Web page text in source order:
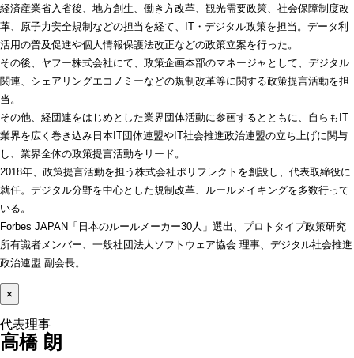
経済産業省入省後、地方創生、働き方改革、観光需要政策、社会保障制度改
革、原子力安全規制などの担当を経て、IT・デジタル政策を担当。データ利
活用の普及促進や個人情報保護法改正などの政策立案を行った。
その後、ヤフー株式会社にて、政策企画本部のマネージャとして、デジタル
関連、シェアリングエコノミーなどの規制改革等に関する政策提言活動を担
当。
その他、経団連をはじめとした業界団体活動に参画するとともに、自らもIT
業界を広く巻き込み日本IT団体連盟やIT社会推進政治連盟の立ち上げに関与
し、業界全体の政策提言活動をリード。
2018年、政策提言活動を担う株式会社ポリフレクトを創設し、代表取締役に
就任。デジタル分野を中心とした規制改革、ルールメイキングを多数行って
いる。
Forbes JAPAN「日本のルールメーカー30人」選出、プロトタイプ政策研究
所有識者メンバー、一般社団法人ソフトウェア協会 理事、デジタル社会推進
政治連盟 副会長。
×
高橋 朗